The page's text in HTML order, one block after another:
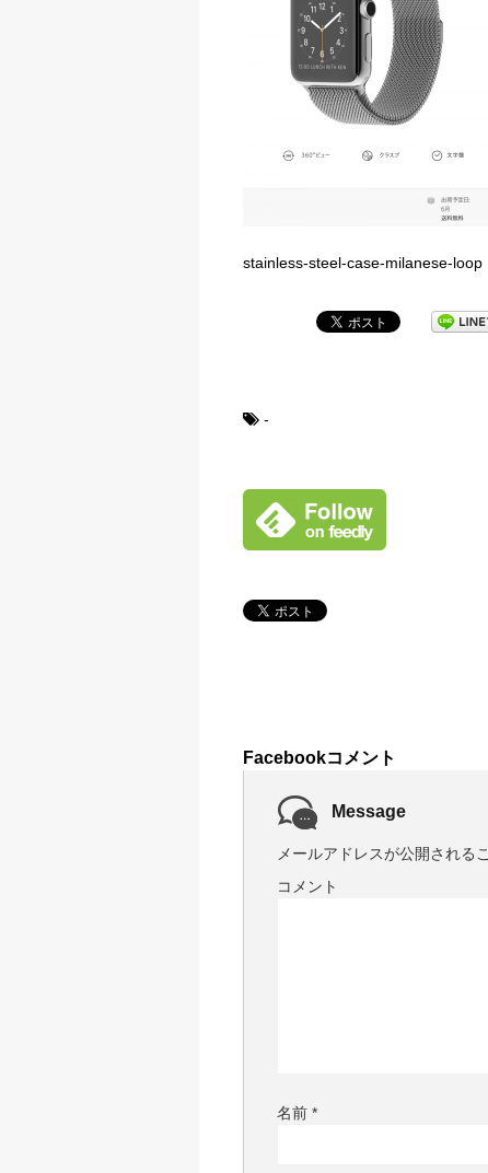
stainless-steel-case-milanese-loop
-
Facebookコメント
Message
メールアドレスが公開される
コメント
名前 *